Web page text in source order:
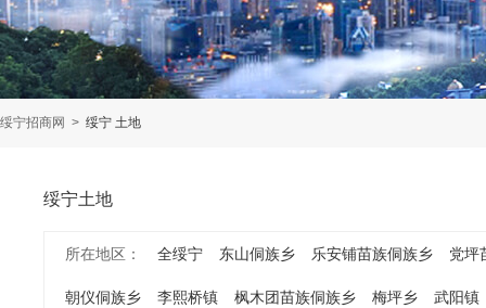
绥宁招商网 > 绥宁 土地
绥宁土地
所在地区： 全绥宁 东山侗族乡 乐安铺苗族侗族乡 党坪
朝仪侗族乡 李熙桥镇 枫木团苗族侗族乡 梅坪乡 武阳镇